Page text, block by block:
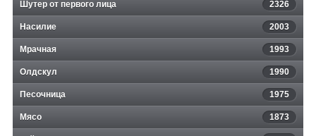
Шутер от первого лица 2326
Насилие 2003
Мрачная 1993
Олдскул 1990
Песочница 1975
Мясо 1873